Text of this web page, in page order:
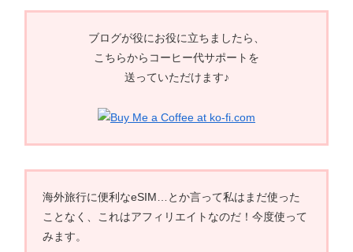
ブログが役にお役に立ちましたら、
こちらからコーヒー代サポートを
送っていただけます♪
海外旅行に便利なeSIM…とか言って私はまだ使った
ことなく、これはアフィリエイトなのだ！今度使って
みます。